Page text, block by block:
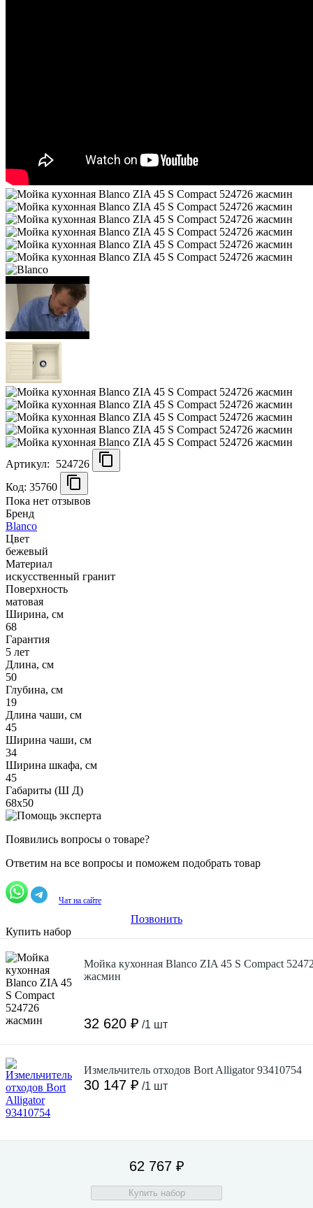
Артикул:
524726
Код: 35760
Пока нет отзывов
Бренд
Blanco
Цвет
бежевый
Материал
искусственный гранит
Поверхность
матовая
Ширина, см
68
Гарантия
5 лет
Длина, см
50
Глубина, см
19
Длина чаши, см
45
Ширина чаши, см
34
Ширина шкафа, см
45
Габариты (Ш Д)
68х50
Появились вопросы о товаре?
Ответим на все вопросы и поможем подобрать товар
Чат на сайте
Позвонить
Купить набор
Мойка кухонная Blanco ZIA 45 S Compact
жасмин
32 620 ₽ /1 шт
Измельчитель отходов Bort Alligator 93410754
30 147 ₽ /1 шт
62 767 ₽
Купить набор